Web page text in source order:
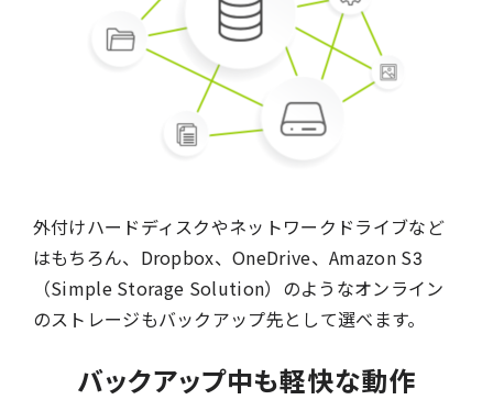
外付けハードディスクやネットワークドライブなど
はもちろん、Dropbox、OneDrive、Amazon S3
（Simple Storage Solution）のようなオンライン
のストレージもバックアップ先として選べます。
バックアップ中も軽快な動作